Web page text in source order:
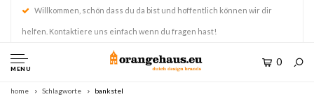
Willkommen, schön dass du da bist und hoffentlich können wir dir
helfen. Kontaktiere uns einfach wenn du fragen hast!
MENU
0
home Schlagworte bankstel